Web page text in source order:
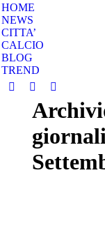
HOME
NEWS
CITTA’
CALCIO
BLOG
TREND
Facebook
window
Instagram
page
in
new
window
Twitter
page
in
new
window